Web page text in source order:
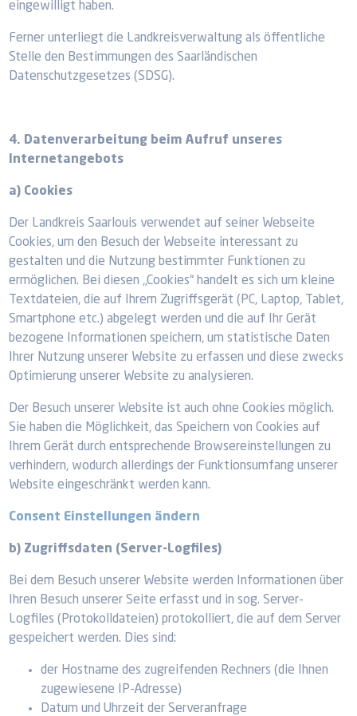
eingewilligt haben.
Ferner unterliegt die Landkreisverwaltung als öffentliche
Stelle den Bestimmungen des Saarländischen
Datenschutzgesetzes (SDSG).
4. Datenverarbeitung beim Aufruf unseres
Internetangebots
a) Cookies
Der Landkreis Saarlouis verwendet auf seiner Webseite
Cookies, um den Besuch der Webseite interessant zu
gestalten und die Nutzung bestimmter Funktionen zu
ermöglichen. Bei diesen „Cookies“ handelt es sich um kleine
Textdateien, die auf Ihrem Zugriffsgerät (PC, Laptop, Tablet,
Smartphone etc.) abgelegt werden und die auf Ihr Gerät
bezogene Informationen speichern, um statistische Daten
Ihrer Nutzung unserer Website zu erfassen und diese zwecks
Optimierung unserer Website zu analysieren.
Der Besuch unserer Website ist auch ohne Cookies möglich.
Sie haben die Möglichkeit, das Speichern von Cookies auf
Ihrem Gerät durch entsprechende Browsereinstellungen zu
verhindern, wodurch allerdings der Funktionsumfang unserer
Website eingeschränkt werden kann.
Consent Einstellungen ändern
b) Zugriffsdaten (Server-Logfiles)
Bei dem Besuch unserer Website werden Informationen über
Ihren Besuch unserer Seite erfasst und in sog. Server-
Logfiles (Protokolldateien) protokolliert, die auf dem Server
gespeichert werden. Dies sind:
der Hostname des zugreifenden Rechners (die Ihnen
zugewiesene IP-Adresse)
Datum und Uhrzeit der Serveranfrage